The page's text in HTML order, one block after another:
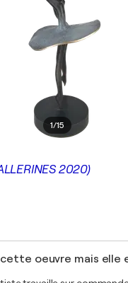
1/15
2020)
oeuvre mais elle